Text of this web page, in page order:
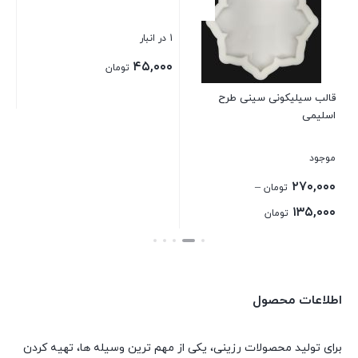
Price
range:
قالب سیلیکونی سینی طرح
اسلیمی
موجود
۲۷۰,۰۰۰ تومان –
۱۳۵,۰۰۰ تومان
۲۷۰,۰۰۰ تومان
1 در انبار
۴۵,۰۰۰ تومان
اطلاعات محصول
برای تولید محصولات رزینی، یکی از مهم ترین وسیله ها، تهیه کردن